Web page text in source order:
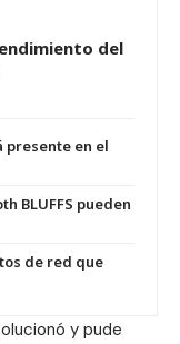
del
presente en el
BLUFFS pueden
de red que
y pude